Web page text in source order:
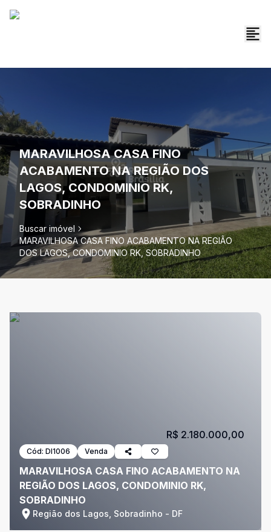
MARAVILHOSA CASA FINO
ACABAMENTO NA REGIÃO DOS
LAGOS, CONDOMINIO RK,
SOBRADINHO
Buscar imóvel
MARAVILHOSA CASA FINO ACABAMENTO NA REGIÃO
DOS LAGOS, CONDOMINIO RK, SOBRADINHO
Cód: DI1006 Venda
MARAVILHOSA CASA FINO ACABAMENTO NA
REGIÃO DOS LAGOS, CONDOMINIO RK,
SOBRADINHO
Região dos Lagos, Sobradinho - DF
R$ 2.180.000,00